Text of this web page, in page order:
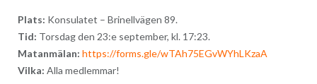
Plats: Konsulatet – Brinellvägen 89.
Tid: Torsdag den 23:e september, kl. 17:23.
Matanmälan: https://forms.gle/wTAh75EGvWYhLKzaA
Vilka: Alla medlemmar!